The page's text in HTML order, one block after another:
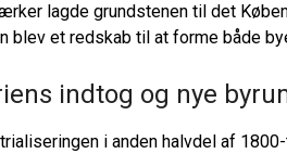
lagde grundstenen til det
blev et redskab til at forme både
indtog og nye
i anden halvdel af